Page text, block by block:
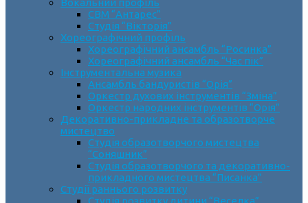
Вокальний профіль
СВМ “Антарес”
Студія “Вікторія”
Хореографічний профіль
Хореографічний ансамбль “Росинка”
Хореографічний ансамбль “Час пік”
Інструментальна музика
Ансамбль бандуристів “Орія”
Оркестр духових інструментів “Зміна”
Оркестр народних інструментів “Орія”
Декоративно-прикладне та образотворче
мистецтво
Cтудія образотворчого мистецтва
“Соняшник”
Студія образотворчого та декоративно-
прикладного мистецтва “Писанка”
Студії раннього розвитку
Студія розвитку дитини “Веселка”